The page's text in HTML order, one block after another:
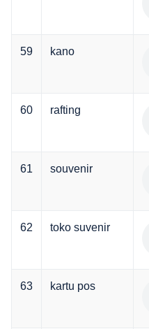
59 kano
60 rafting
61 souvenir
62 toko suvenir
63 kartu pos